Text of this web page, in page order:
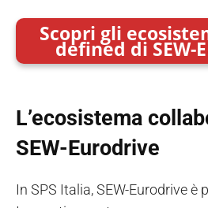
Scopri gli
defined di SEW-
L’ecosistema
SEW-Eurodrive
In SPS Italia, SEW-Eurodrive è